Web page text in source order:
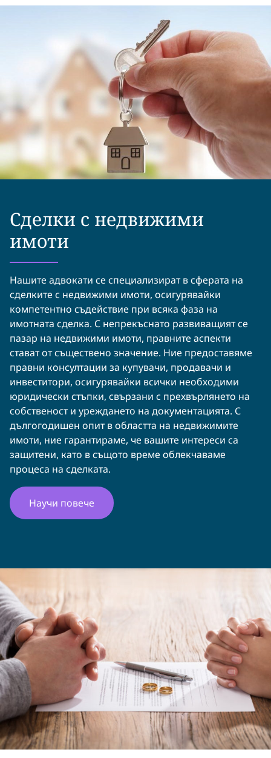
Сделки с недвижими
имоти
Нашите адвокати се специализират в сферата на
сделките с недвижими имоти, осигурявайки
компетентно съдействие при всяка фаза на
имотната сделка. С непрекъснато развиващият се
пазар на недвижими имоти, правните аспекти
стават от съществено значение. Ние предоставяме
правни консултации за купувачи, продавачи и
инвеститори, осигурявайки всички необходими
юридически стъпки, свързани с прехвърлянето на
собственост и уреждането на документацията. С
дългогодишен опит в областта на недвижимите
имоти, ние гарантираме, че вашите интереси са
защитени, като в същото време облекчаваме
процеса на сделката.
Научи повече